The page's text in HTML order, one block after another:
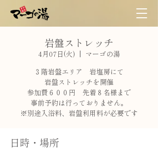
岩盤ストレッチ
4月07日(火)
  |
マーゴの湯
３階岩盤エリア 岩塩房にて
岩盤ストレッチを開催
参加費６００円 先着８名様まで
事前予約は行っておりません。
※別途入浴料、岩盤利用料が必要です
日時・場所